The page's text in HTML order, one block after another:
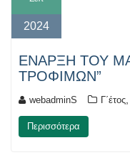
2024
ΕΝΑΡΞΗ ΤΟΥ
ΤΡΟΦΙΜΩΝ”
webadminS Γ΄έτος,
Περισσότερα